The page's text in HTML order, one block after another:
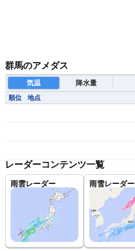
群馬のアメダス
気温 降水量
順位 地点
レーダーコンテンツ一覧
雨雲レーダー 雨雪レーダー